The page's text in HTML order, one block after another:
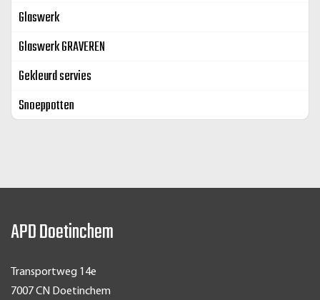
Glaswerk
Glaswerk GRAVEREN
Gekleurd servies
Snoeppotten
APD Doetinchem
Transportweg 14e
7007 CN Doetinchem